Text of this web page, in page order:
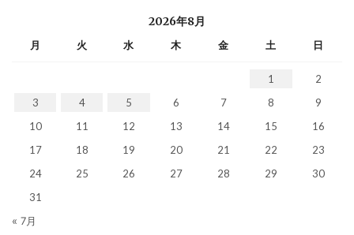
2026年8月
月 火 水 木 金 土 日
1
2
3
4 5 6 7 8
9
10
11 12 13 14 15
16
17
18 19 20 21 22
23
24
25 26 27 28 29
30
31
« 7月